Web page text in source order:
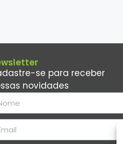
se para receber
novidades